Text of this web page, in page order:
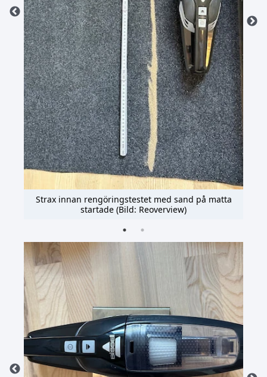
Strax innan rengöringstestet med sand på matta
startade (Bild: Reoverview)